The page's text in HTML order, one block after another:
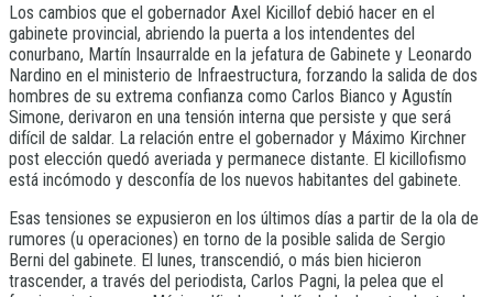
Los cambios que el gobernador Axel Kicillof debió hacer en el
gabinete provincial, abriendo la puerta a los intendentes del
conurbano, Martín Insaurralde en la jefatura de Gabinete y Leonardo
Nardino en el ministerio de Infraestructura, forzando la salida de dos
hombres de su extrema confianza como Carlos Bianco y Agustín
Simone, derivaron en una tensión interna que persiste y que será
difícil de saldar. La relación entre el gobernador y Máximo Kirchner
post elección quedó averiada y permanece distante. El kicillofismo
está incómodo y desconfía de los nuevos habitantes del gabinete.
Esas tensiones se expusieron en los últimos días a partir de la ola de
rumores (u operaciones) en torno de la posible salida de Sergio
Berni del gabinete. El lunes, transcendió, o más bien hicieron
trascender, a través del periodista, Carlos Pagni, la pelea que el